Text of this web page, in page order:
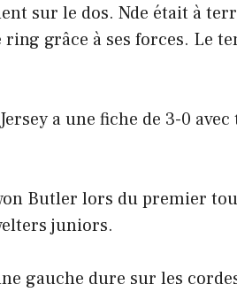
sur le dos. Nde était à
grâce à ses forces. Le
a une fiche de 3-0 avec
Butler lors du premier
juniors.
gauche dure sur les